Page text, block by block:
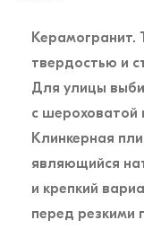
Керамогранит.
твердостью и
Для улицы
с шероховатой
Клинкерная
являющийся
и крепкий
перед резкими